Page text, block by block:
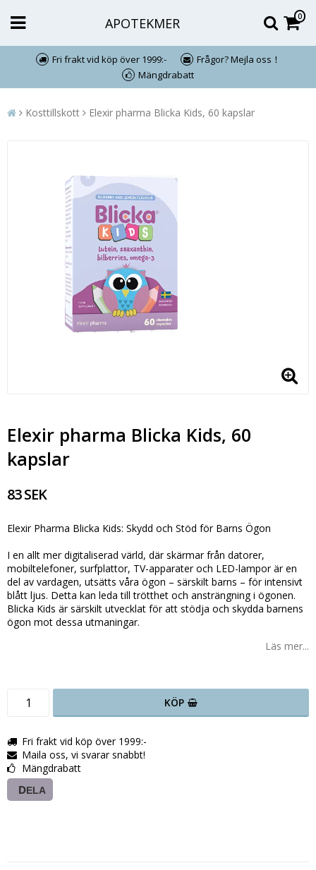
APOTEKMER 0
Fri frakt vid köp över 1999:-
Frågor? Mejla oss！
Mängdrabatt
Kosttillskott Elexir pharma Blicka Kids, 60 kapslar
Elexir pharma Blicka Kids, 60
kapslar
83 SEK
Elexir Pharma Blicka Kids: Skydd och Stöd för Barns Ögon
I en allt mer digitaliserad värld, där skärmar från datorer,
mobiltelefoner, surfplattor, TV-apparater och LED-lampor är en
del av vardagen, utsätts våra ögon – särskilt barns – för intensivt
blått ljus. Detta kan leda till trötthet och ansträngning i ögonen.
Blicka Kids är särskilt utvecklat för att stödja och skydda barnens
ögon mot dessa utmaningar.
Läs mer...
KÖP
Fri frakt vid köp över 1999:-
Maila oss, vi svarar snabbt!
Mängdrabatt
DELA